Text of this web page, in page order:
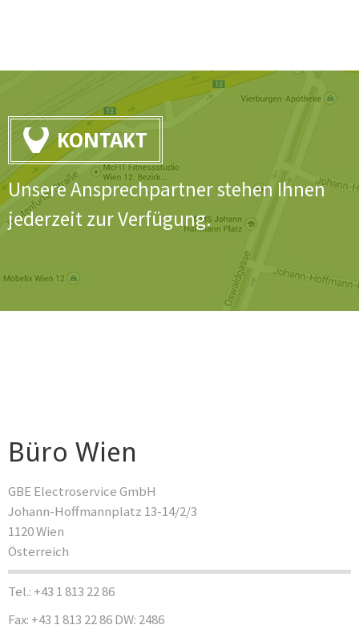
KONTAKT
Unsere Ansprechpartner stehen Ihnen
jederzeit zur Verfügung.
Büro Wien
GBE Electroservice GmbH
Johann-Hoffmannplatz 13-14/2/3
1120 Wien
Österreich
Tel.: +43 1 813 22 86
Fax: +43 1 813 22 86 DW: 2486